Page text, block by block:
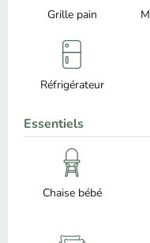
Grille pain
Réfrigérateur
Essentiels
Chaise bébé